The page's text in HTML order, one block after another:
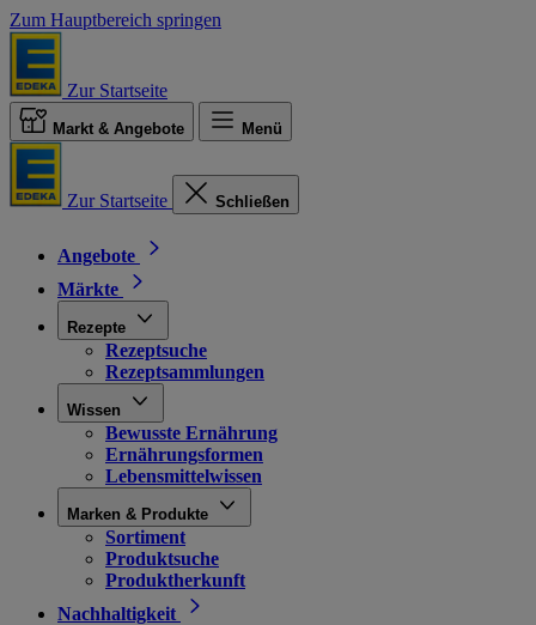
Zum Hauptbereich springen
Zur Startseite
Markt & Angebote Menü
Zur Startseite Schließen
Angebote
Märkte
Rezepte
Rezeptsuche
Rezeptsammlungen
Wissen
Bewusste Ernährung
Ernährungsformen
Lebensmittelwissen
Marken & Produkte
Sortiment
Produktsuche
Produktherkunft
Nachhaltigkeit